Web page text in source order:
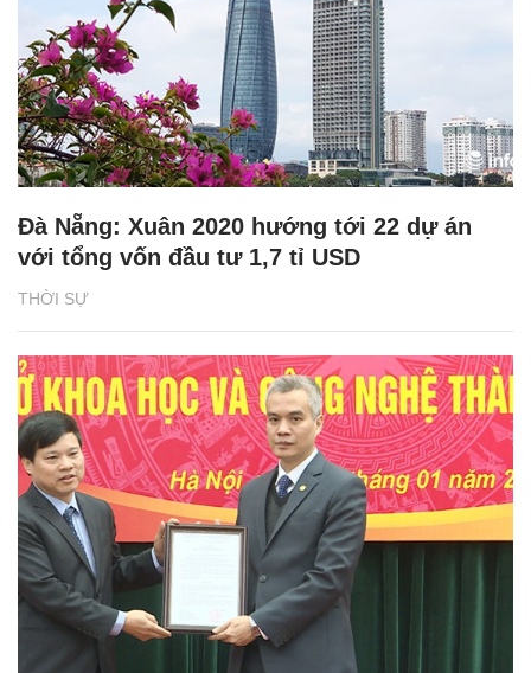
THỜI SỰ
Đà Nẵng: Xuân 2020 hướng tới 22 dự án
với tổng vốn đầu tư 1,7 tỉ USD